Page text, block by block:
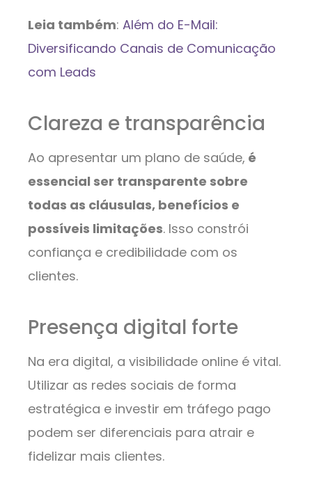
Leia também: Além do E-Mail:
Diversificando Canais de Comunicação
com Leads
Clareza e transparência
Ao apresentar um plano de saúde, é
essencial ser transparente sobre
todas as cláusulas, benefícios e
possíveis limitações. Isso constrói
confiança e credibilidade com os
clientes.
Presença digital forte
Na era digital, a visibilidade online é vital.
Utilizar as redes sociais de forma
estratégica e investir em tráfego pago
podem ser diferenciais para atrair e
fidelizar mais clientes.